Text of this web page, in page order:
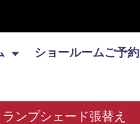
ショールームご予約
ンプシェード張替え